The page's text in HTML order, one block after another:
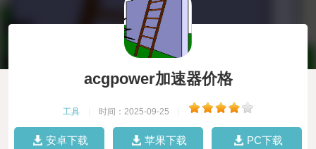
acgpower加速器价格
工具 时间：2025-09-25
安卓下载 苹果下载 PC下载